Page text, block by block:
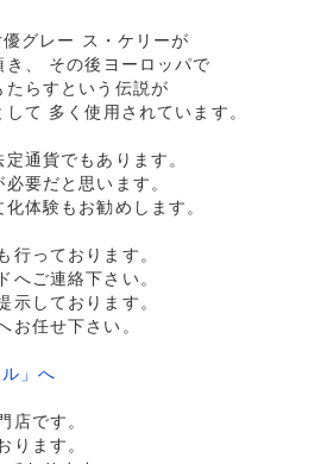
グレー ス・ケリーが
、 その後ヨーロッパで
らすという伝説が
て 多く使用されています。
通貨でもあります。
要だと思います。
体験もお勧めします。
っております。
へご連絡下さい。
しております。
お任せ下さい。
」へ
店です。
ります。